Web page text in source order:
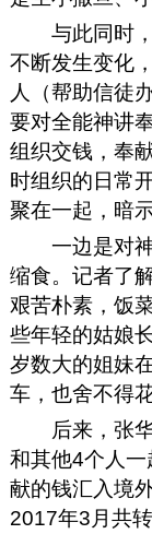
与此同时，
不断发生变化
人（帮助信徒
要对全能神讲
组织交钱，奉
时组织的日常
聚在一起，暗
一边是对神
缩食。记者了
艰苦朴素，饭
些年轻的姑娘
岁数大的姐妹
车，也舍不得
后来，张华
和其他4个人一
献的钱汇入境
2017年3月共